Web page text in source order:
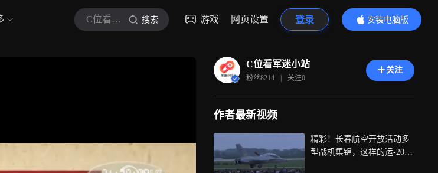
C位看军迷小站 搜索 游戏 网页设置 登录
安装电脑版
内容更精彩
C位看军迷小站
粉丝8214 | 关注0
关注
作者最新视频
精彩！长春航空开放活动多
型战机集锦，这样的运-20你